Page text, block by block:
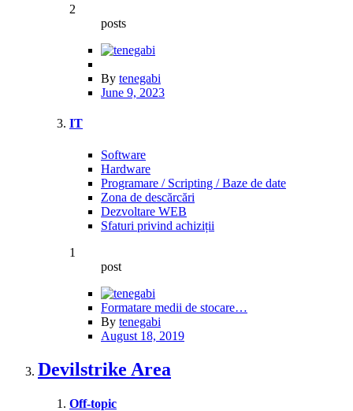
2
posts
By tenegabi
June 9, 2023
IT
Software
Hardware
Programare / Scripting / Baze de date
Zona de descărcări
Dezvoltare WEB
Sfaturi privind achiziții
1
post
Formatare medii de stocare…
By tenegabi
August 18, 2019
Devilstrike Area
Off-topic